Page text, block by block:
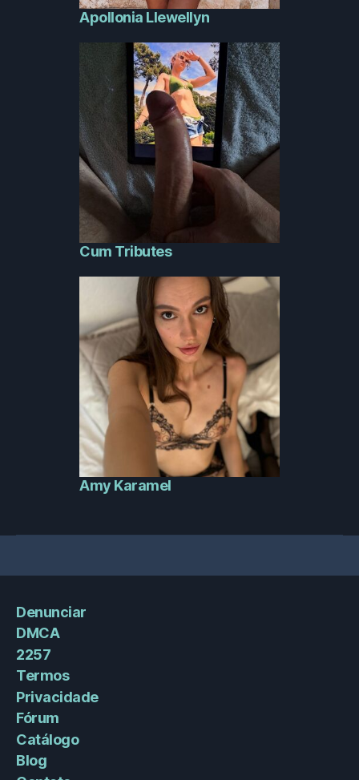
Apollonia Llewellyn
Cum Tributes
Amy Karamel
Denunciar
DMCA
2257
Termos
Privacidade
Fórum
Catálogo
Blog